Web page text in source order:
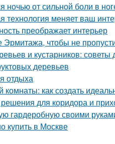
ночью от сильной боли в
технология меняет ваш
преображает интерьер
чтобы не
и кустарников:
деревьев
отдыха
как создать
для коридора и
гардеробную своими
купить в Москве